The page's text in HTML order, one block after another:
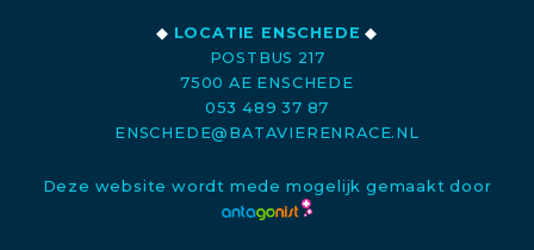
◆ LOCATIE ENSCHEDE ◆
POSTBUS 217
7500 AE ENSCHEDE
053 489 37 87
ENSCHEDE@BATAVIERENRACE.NL
Deze website wordt mede mogelijk gemaakt door